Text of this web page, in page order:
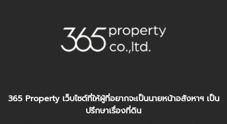
365 Property เว็บไซต์ที่ให้ผู้ที่อยากจะเป็นนายหน้าอสังหาฯ เป็น
ปรึกษาเรื่องที่ดิน